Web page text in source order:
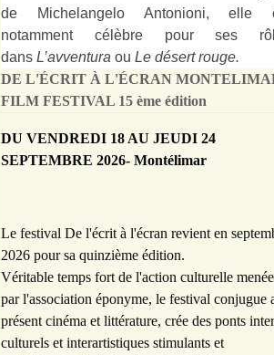
de Michelangelo Antonioni, elle
notamment célèbre pour ses
dans L’avventura ou Le désert rouge.
DE L'ÉCRIT À L'ÉCRAN
FILM FESTIVAL 15 ème édition
DU VENDREDI 18 AU JEUDI 24
SEPTEMBRE 2026- Montélimar
Le festival De l'écrit à l'écran revient en
2026 pour sa quinzième édition.
Véritable temps fort de l'action culturelle menée
par l'association éponyme, le festival conjugue
présent cinéma et littérature, crée des ponts
culturels et interartistiques stimulants et